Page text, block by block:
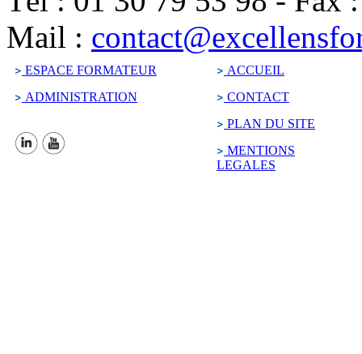
Mail :
ESPACE FORMATEUR
ACCUEIL
ADMINISTRATION
CONTACT
PLAN DU SITE
MENTIONS
LEGALES